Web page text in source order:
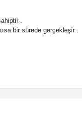
.
bir sürede gerçekleşir .